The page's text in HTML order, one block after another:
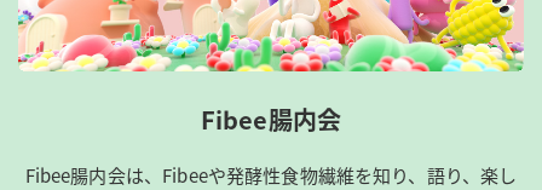
Fibee腸内会
Fibee腸内会は、​Fibeeや発酵性食物繊維を知り、語り、楽し